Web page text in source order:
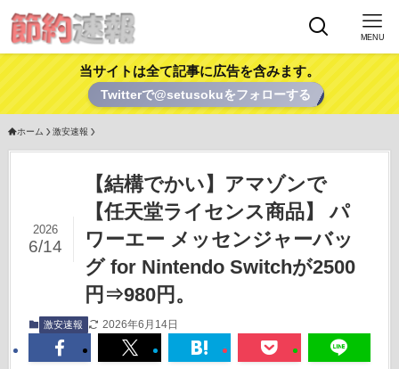
MENU
当サイトは全て記事に広告を含みます。
Twitterで@setusokuをフォローする
ホーム 激安速報
【結構でかい】アマゾンで
【任天堂ライセンス商品】 パ
ワーエー メッセンジャーバッ
グ for Nintendo Switchが2500
円⇒980円。
2026
6/14
激安速報 2026年6月14日